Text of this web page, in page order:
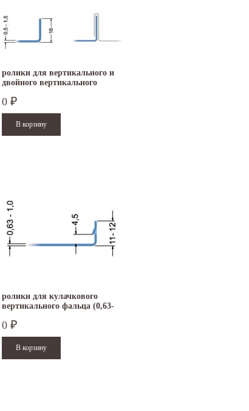
ролики для вертикального и
двойного вертикального
0 ₽
ролики для кулачкового
вертикального фальца (0,63-
0 ₽